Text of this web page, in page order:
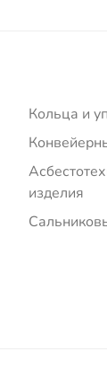
Кольца и
изделия